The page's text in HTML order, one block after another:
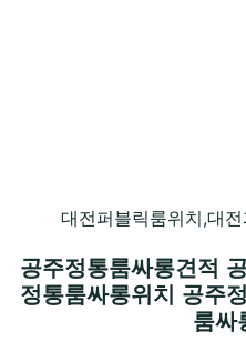
대전퍼블릭룸위치,대
공주정통룸싸롱견적
정통룸싸롱위치 공주
룸싸